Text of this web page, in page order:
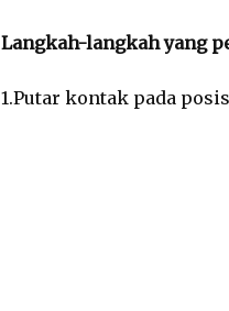
Langkah-langkah yang
1.Putar kontak pada